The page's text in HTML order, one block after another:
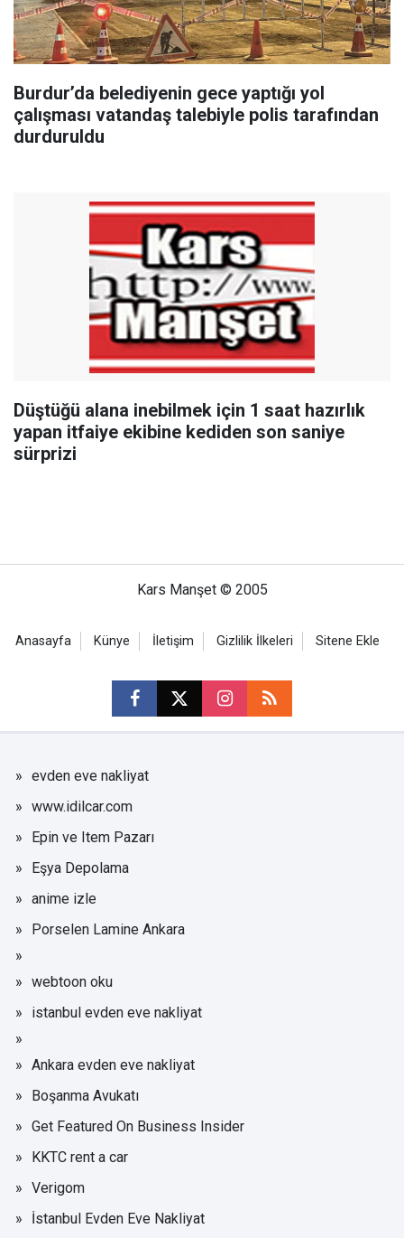
Burdur’da belediyenin gece yaptığı yol
çalışması vatandaş talebiyle polis tarafından
durduruldu
Düştüğü alana inebilmek için 1 saat hazırlık
yapan itfaiye ekibine kediden son saniye
sürprizi
Kars Manşet © 2005
Anasayfa Künye İletişim Gizlilik İlkeleri Sitene Ekle
evden eve nakliyat
www.idilcar.com
Epin ve Item Pazarı
Eşya Depolama
anime izle
Porselen Lamine Ankara
webtoon oku
istanbul evden eve nakliyat
Ankara evden eve nakliyat
Boşanma Avukatı
Get Featured On Business Insider
KKTC rent a car
Verigom
İstanbul Evden Eve Nakliyat